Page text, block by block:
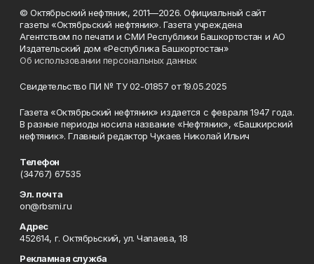
© Октябрьский нефтяник, 2011—2026. Официальный сайт
газеты «Октябрьский нефтяник». Газета учреждена
Агентством по печати и СМИ Республики Башкортостан и АО
Издательский дом «Республика Башкортостан»
Об использовании персональных данных
Свидетельство ПИ № ТУ 02-01857 от 19.05.2025
Газета «Октябрьский нефтяник» издается с февраля 1947 года.
В разные периоды носила название «Нефтяник», «Башкирский
нефтяник». Главный редактор Чукаев Николай Ильич
Телефон
(34767) 67535
Эл. почта
on@rbsmi.ru
Адрес
452614, г. Октябрьский, ул. Чапаева, 18
Рекламная служба